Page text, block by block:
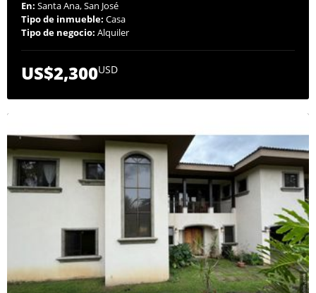
En: Santa Ana, San José
Tipo de inmueble: Casa
Tipo de negocio: Alquiler
US$2,300USD